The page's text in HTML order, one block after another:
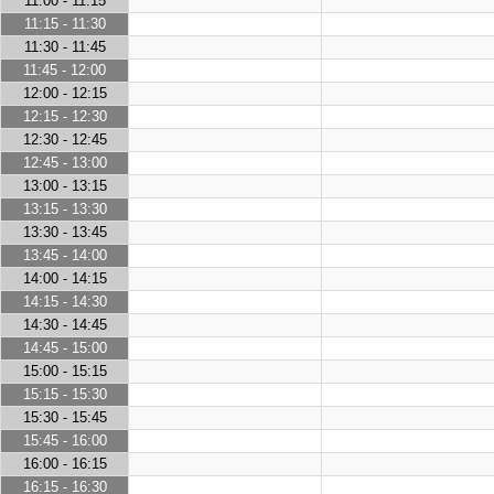
11:15 - 11:30
11:30 - 11:45
11:45 - 12:00
12:00 - 12:15
12:15 - 12:30
12:30 - 12:45
12:45 - 13:00
13:00 - 13:15
13:15 - 13:30
13:30 - 13:45
13:45 - 14:00
14:00 - 14:15
14:15 - 14:30
14:30 - 14:45
14:45 - 15:00
15:00 - 15:15
15:15 - 15:30
15:30 - 15:45
15:45 - 16:00
16:00 - 16:15
16:15 - 16:30